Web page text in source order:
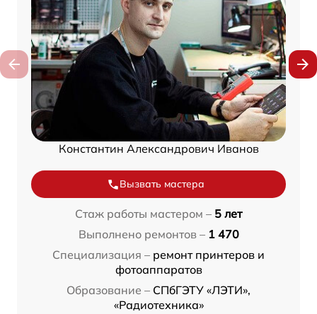
Константин Александрович Иванов
Вызвать мастера
Стаж работы мастером – 5 лет
Выполнено ремонтов – 1 470
Специализация – ремонт принтеров и
фотоаппаратов
Образование – СПбГЭТУ «ЛЭТИ»,
«Радиотехника»